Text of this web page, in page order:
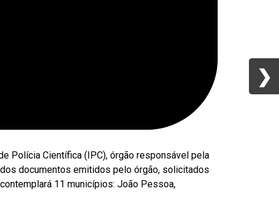
Polícia Científica (IPC), órgão responsável pela
documentos emitidos pelo órgão, solicitados
11 municípios: João Pessoa,
❯
❯